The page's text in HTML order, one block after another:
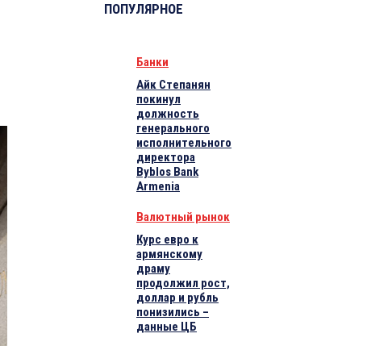
ПОПУЛЯРНОЕ
Банки
Айк Степанян
покинул
должность
генерального
исполнительного
директора
Byblos Bank
Armenia
Валютный рынок
Курс евро к
армянскому
драму
продолжил рост,
доллар и рубль
понизились –
данные ЦБ